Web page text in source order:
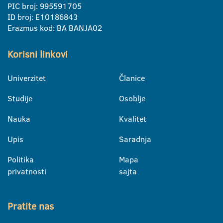
PIC broj: 995591705
ID broj: E10186843
Erazmus kod: BA BANJA02
Korisni linkovi
Univerzitet
Studije
Nauka
Upis
Politika
privatnosti
Članice
Osoblje
Kvalitet
Saradnja
Mapa
sajta
Pratite nas